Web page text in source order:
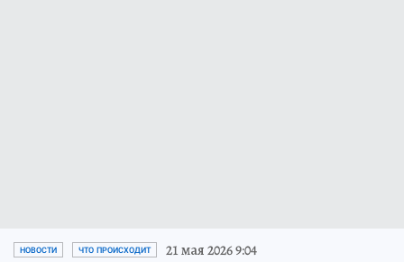
НОВОСТИ ЧТО ПРОИСХОДИТ 21 мая 2026 9:04